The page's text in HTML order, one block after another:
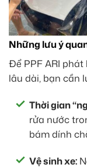
Những lưu ý
Để PPF ARI
lâu dài, bạn cần
Thời gian
rửa nước
bám dính
Vệ sinh xe: